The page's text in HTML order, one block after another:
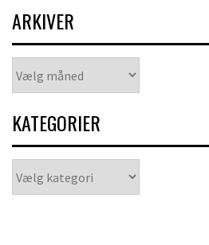
ARKIVER
KATEGORIER